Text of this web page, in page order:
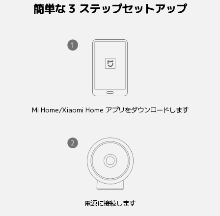
簡単な 3 ステップセットアップ
Mi Home/Xiaomi Home アプリをダウンロードします
電源に接続します